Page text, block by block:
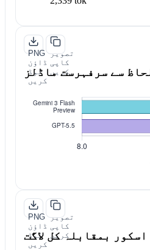
PNG
ڈاؤن
لوڈ
کریں
تصویر
کاپی
کریں
سے سرفہرست ماڈلز
PNG
ڈاؤن
لوڈ
کریں
تصویر
کاپی
کریں
اسکور بمقابلہ کل لاگت